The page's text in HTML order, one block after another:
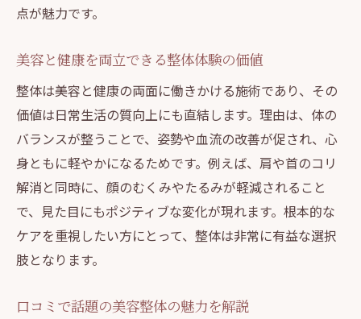
点が魅力です。
美容と健康を両立できる整体体験の価値
整体は美容と健康の両面に働きかける施術であり、その
価値は日常生活の質向上にも直結します。理由は、体の
バランスが整うことで、姿勢や血流の改善が促され、心
身ともに軽やかになるためです。例えば、肩や首のコリ
解消と同時に、顔のむくみやたるみが軽減されること
で、見た目にもポジティブな変化が現れます。根本的な
ケアを重視したい方にとって、整体は非常に有益な選択
肢となります。
口コミで話題の美容整体の魅力を解説